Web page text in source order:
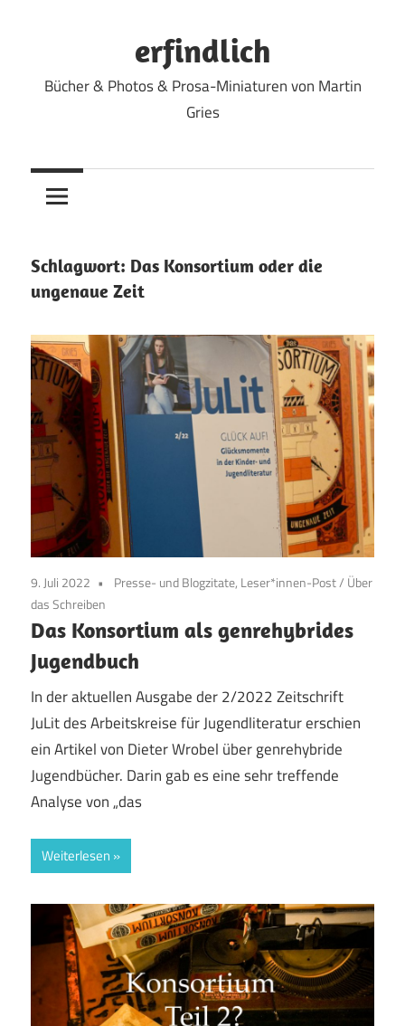
erfindlich
Bücher & Photos & Prosa-Miniaturen von Martin
Gries
Schlagwort: Das Konsortium oder die
ungenaue Zeit
9. Juli 2022 Presse- und Blogzitate, Leser*innen-Post/ Über
das Schreiben
Das Konsortium als genrehybrides
Jugendbuch
In der aktuellen Ausgabe der 2/2022 Zeitschrift
JuLit des Arbeitskreise für Jugendliteratur erschien
ein Artikel von Dieter Wrobel über genrehybride
Jugendbücher. Darin gab es eine sehr treffende
Analyse von „das
Weiterlesen